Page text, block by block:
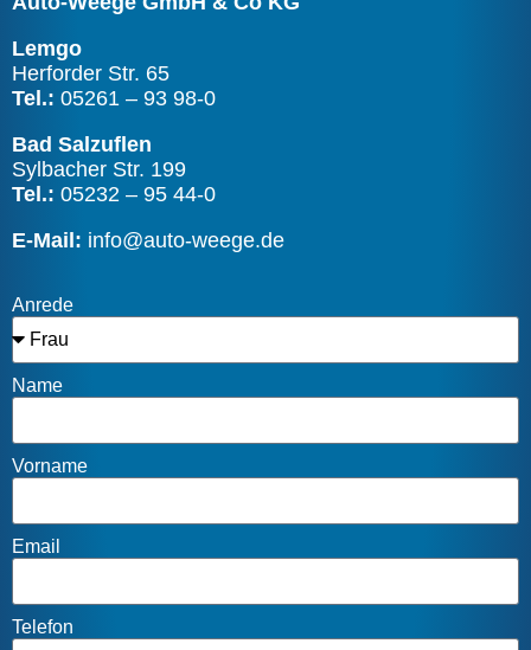
Lemgo
Herforder Str. 65
Tel.: 05261 – 93 98-0
Bad Salzuflen
Sylbacher Str. 199
Tel.: 05232 – 95 44-0
E-Mail: info@auto-weege.de
Anrede
Name
Vorname
Email
Telefon